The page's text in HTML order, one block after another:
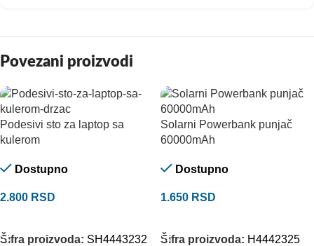
Povezani proizvodi
Podesivi sto za laptop sa
kulerom
Dostupno
2.800 RSD
Šifra proizvoda: SH4443232
Solarni Powerbank punjač
60000mAh
Dostupno
1.650 RSD
Šifra proizvoda: H4442325